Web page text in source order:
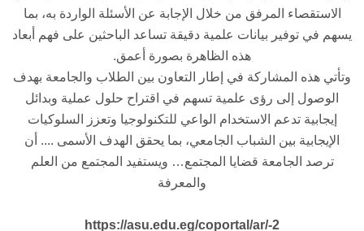
الاستقصاء المرفق من خلال الإجابة عن الأسئلة الواردة به، بما
يسهم في توفير بيانات علمية دقيقة تساعد الباحثين على فهم أبعاد
هذه الظاهرة بصورة أعمق.
وتأتي هذه المشاركة في إطار التعاون بين الطلاب والجامعة بهدف
الوصول إلى رؤى علمية تسهم في اقتراح حلول عملية وبدائل
إيجابية تدعم الاستخدام الواعي للتكنولوجيا وتعزز السلوكيات
الإيجابية بين الشباب الجامعي، بما يحقق الهدف الأسمى .... أن
ترصد الجامعة قضايا المجتمع… ويستفيد المجتمع من العلم
والمعرفة
https://asu.edu.eg/coportal/ar/-2